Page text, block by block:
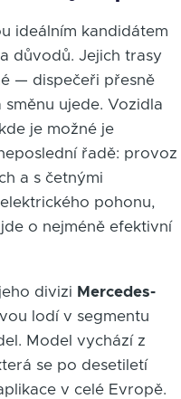
ideálním kandidátem
důvodů. Jejich trasy
— dispečeři přesně
ujede. Vozidla
je možné je
řadě: provoz
a s četnými
pohonu,
o nejméně efektivní
divizi Mercedes-
lodí v segmentu
Model vychází z
se po desetiletí
v celé Evropě.